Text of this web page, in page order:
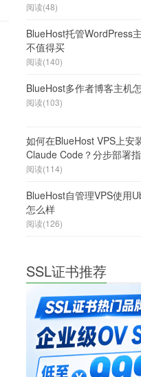
阅读(48)
BlueHost托管WordPress
不值得买
阅读(140)
BlueHost多作者博客主机
阅读(103)
如何在BlueHost VPS上安
Claude Code？分步部署
阅读(114)
BlueHost自管理VPS使用
怎么样
阅读(126)
SSL证书推荐